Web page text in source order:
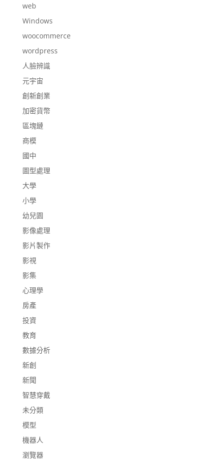
web
Windows
woocommerce
wordpress
人臉辨識
元宇宙
創新創業
加密貨幣
區塊鏈
商模
國中
圖型處理
大學
小學
幼兒園
影像處理
影片製作
影視
影集
心理學
房產
投資
教育
數據分析
新創
新聞
智慧穿戴
未分類
模型
機器人
瀏覽器